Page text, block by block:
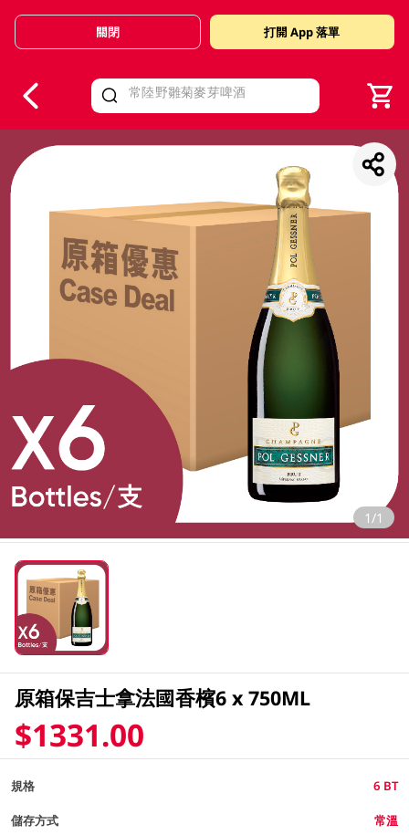
Valid Until 30 June 2026
關閉 打開 App 落單
1/1
原箱保吉士拿法國香檳6 x 750ML
$1331.00
規格 6 BT
儲存方式 常溫